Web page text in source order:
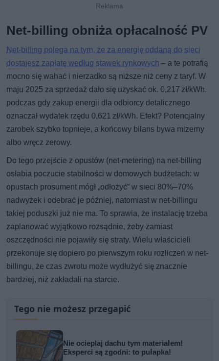
Net-billing obniża opłacalność PV
Net-billing polega na tym, że za energię oddaną do sieci
dostajesz zapłatę według stawek rynkowych – a te potrafią
mocno się wahać i nierzadko są niższe niż ceny z taryf. W
maju 2025 za sprzedaż dało się uzyskać ok. 0,217 zł/kWh,
podczas gdy zakup energii dla odbiorcy detalicznego
oznaczał wydatek rzędu 0,621 zł/kWh. Efekt? Potencjalny
zarobek szybko topnieje, a końcowy bilans bywa mizerny
albo wręcz zerowy.
Do tego przejście z opustów (net-metering) na net-billing
osłabia poczucie stabilności w domowych budżetach: w
opustach prosument mógł „odłożyć” w sieci 80%–70%
nadwyżek i odebrać je później, natomiast w net-billingu
takiej poduszki już nie ma. To sprawia, że instalację trzeba
zaplanować wyjątkowo rozsądnie, żeby zamiast
oszczędności nie pojawiły się straty. Wielu właścicieli
przekonuje się dopiero po pierwszym roku rozliczeń w net-
billingu, że czas zwrotu może wydłużyć się znacznie
bardziej, niż zakładali na starcie.
Tego nie możesz przegapić
Nie ocieplaj dachu tym materiałem!
Eksperci są zgodni: to pułapka!